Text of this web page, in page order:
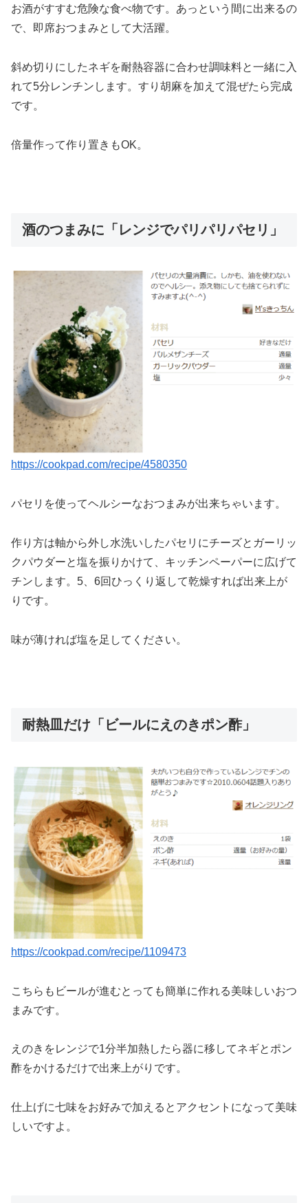
お酒がすすむ危険な食べ物です。あっという間に出来るの
で、即席おつまみとして大活躍。
斜め切りにしたネギを耐熱容器に合わせ調味料と一緒に入
れて5分レンチンします。すり胡麻を加えて混ぜたら完成
です。
倍量作って作り置きもOK。
酒のつまみに「レンジでパリパリパセリ」
https://cookpad.com/recipe/4580350
パセリを使ってヘルシーなおつまみが出来ちゃいます。
作り方は軸から外し水洗いしたパセリにチーズとガーリッ
クパウダーと塩を振りかけて、キッチンペーパーに広げて
チンします。5、6回ひっくり返して乾燥すれば出来上が
りです。
味が薄ければ塩を足してください。
耐熱皿だけ「ビールにえのきポン酢」
https://cookpad.com/recipe/1109473
こちらもビールが進むとっても簡単に作れる美味しいおつ
まみです。
えのきをレンジで1分半加熱したら器に移してネギとポン
酢をかけるだけで出来上がりです。
仕上げに七味をお好みで加えるとアクセントになって美味
しいですよ。